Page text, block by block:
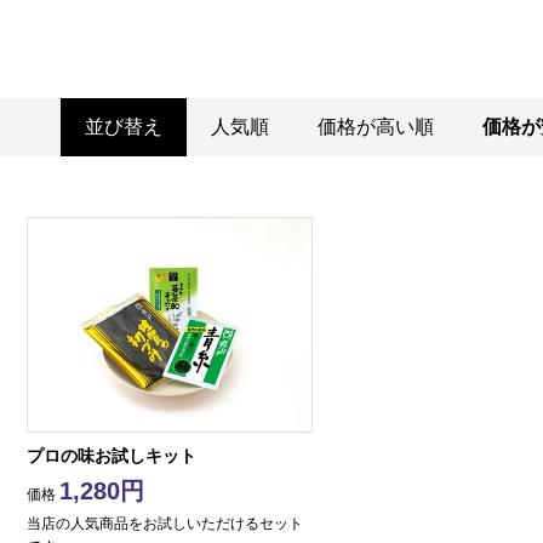
並び替え 人気順 価格が高い順 価格
プロの味お試しキット
価格 1,280
当店の人気商品をお試しいただけるセット